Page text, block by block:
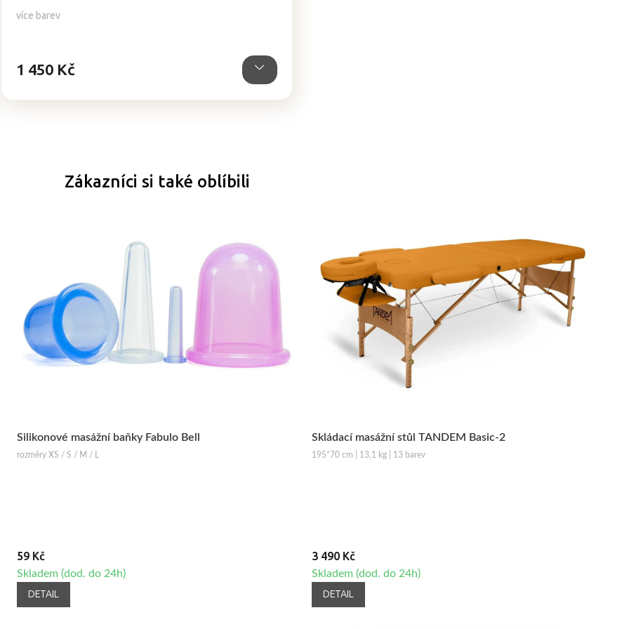
více barev
5,0
1 450 Kč
Zákazníci si také oblíbili
Silikonové masážní baňky Fabulo Bell
rozměry XS / S / M / L
59 Kč
Skladem (dod. do 24h)
DETAIL
Skládací masážní stůl TANDEM Basic-2
195*70 cm | 13,1 kg | 13 barev
3 490 Kč
Skladem (dod. do 24h)
DETAIL